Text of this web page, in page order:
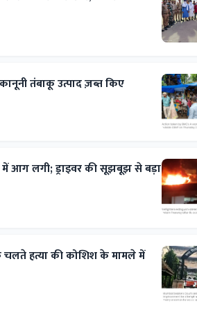
तंबाकू उत्पाद ज़ब्त किए
में आग लगी; ड्राइवर की सूझबूझ से बड़ा
चलते हत्या की कोशिश के मामले में